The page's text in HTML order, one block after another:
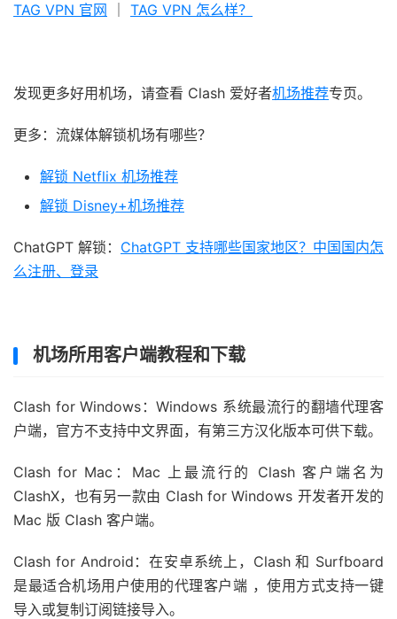
TAG VPN 官网 TAG VPN 怎么样？
发现更多好用机场，请查看 Clash 爱好者机场推荐专页。
更多：流媒体解锁机场有哪些？
解锁 Netflix 机场推荐
解锁 Disney+机场推荐
ChatGPT 解锁： ChatGPT 支持哪些国家地区？中国国内怎
么注册、登录
机场所用客户端教程和下载
Clash for Windows：Windows 系统最流行的翻墙代理客
户端，官方不支持中文界面，有第三方汉化版本可供下载。
Clash for Mac：Mac 上最流行的 Clash 客户端名为
ClashX，也有另一款由 Clash for Windows 开发者开发的
Mac 版 Clash 客户端。
Clash for Android：在安卓系统上，Clash 和 Surfboard
是最适合机场用户使用的代理客户端 ，使用方式支持一键
导入或复制订阅链接导入。